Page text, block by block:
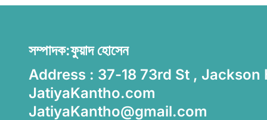
সম্পাদক:ফুয়াদ হোসেন
Address : 37-18 73rd St , Jackson
JatiyaKantho.com
JatiyaKantho@gmail.com